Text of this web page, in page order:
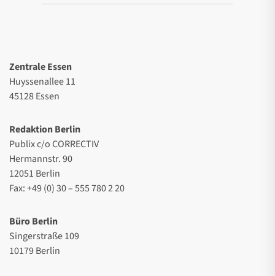
Zentrale Essen
Huyssenallee 11
45128 Essen
Redaktion Berlin
Publix c/o CORRECTIV
Hermannstr. 90
12051 Berlin
Fax: +49 (0) 30 – 555 780 2 20
Büro Berlin
Singerstraße 109
10179 Berlin